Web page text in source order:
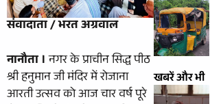
संवादाता / भरत अग्रवाल
नानौता ।नगर के प्राचीन सिद्ध पीठ
श्री हनुमान जी मंदिर में रोजाना
आरती उत्सव को आज चार वर्ष पूरे
खबरें और भी